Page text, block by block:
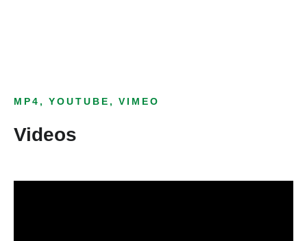
MP4, YOUTUBE, VIMEO
Videos